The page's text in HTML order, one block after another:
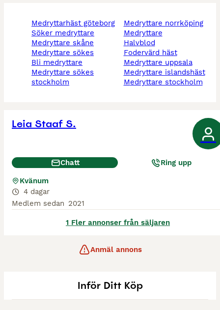
medryttarhäst göteborg
söker medryttare
medryttare skåne
medryttare sökes
bli medryttare
medryttare sökes
stockholm
medryttare norrköping
medryttare
halvblod
fodervärd häst
medryttare uppsala
medryttare islandshäst
medryttare stockholm
Leia Staaf S.
Chatt Ring upp
Kvänum
4 dagar
Medlem sedan 2021
1 Fler annonser från säljaren
Anmäl annons
Inför Ditt Köp